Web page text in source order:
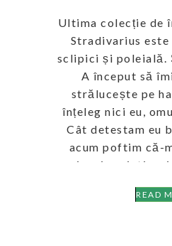
Ultima colecție de
Stradivarius
sclipici și poleială.
A început să
strălucește pe
înțeleg nici eu,
Cât detestam eu
acum poftim că-
auriu, și argintiu,
READ